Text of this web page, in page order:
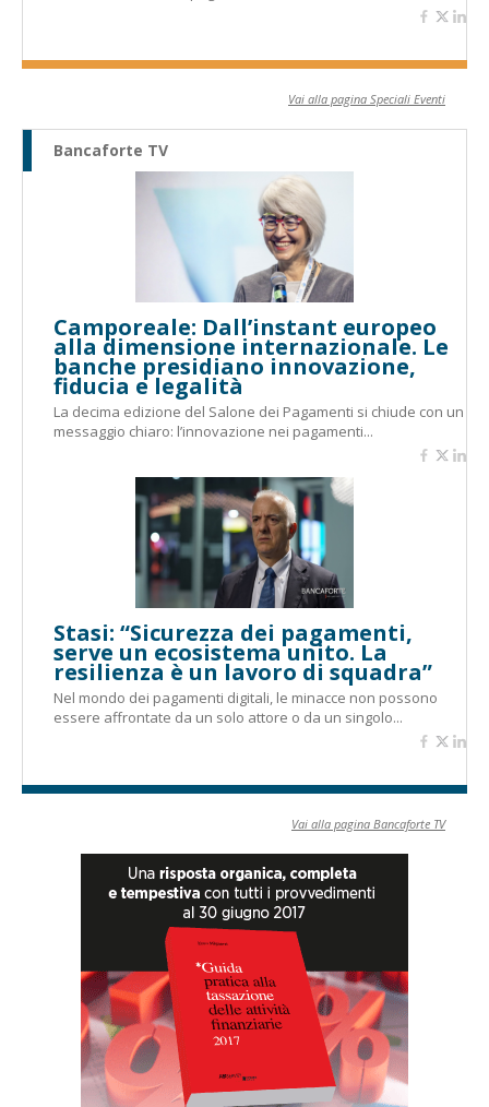
Vai alla pagina Speciali Eventi
Bancaforte TV
Camporeale: Dall’instant europeo
alla dimensione internazionale. Le
banche presidiano innovazione,
fiducia e legalità
La decima edizione del Salone dei Pagamenti si chiude con un
messaggio chiaro: l’innovazione nei pagamenti...
Stasi: “Sicurezza dei pagamenti,
serve un ecosistema unito. La
resilienza è un lavoro di squadra”
Nel mondo dei pagamenti digitali, le minacce non possono
essere affrontate da un solo attore o da un singolo...
Vai alla pagina Bancaforte TV